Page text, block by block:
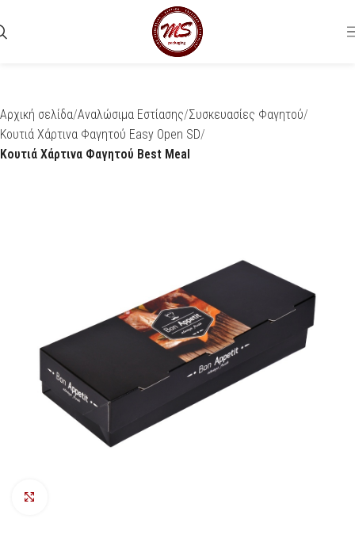
Αρχική σελίδα Αναλώσιμα Εστίασης Συσκευασίες Φαγητού
Κουτιά Χάρτινα Φαγητού Easy Open SD
Κουτιά Χάρτινα Φαγητού Best Meal